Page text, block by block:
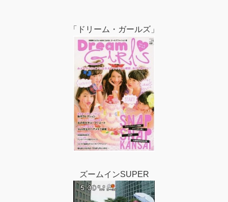
「ドリーム・ガールズ」
ズームインSUPER